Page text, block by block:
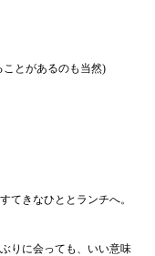
とがあるのも当然)
てきなひととランチへ。
りに会っても、いい意味